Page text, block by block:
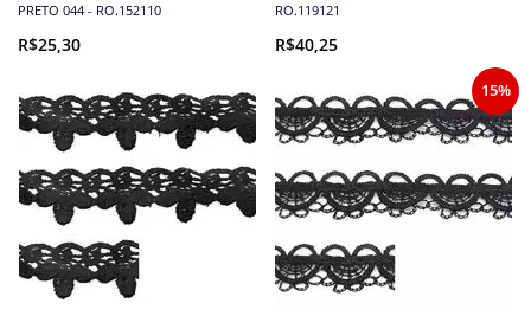
PRETO 044 - RO.152110
R$25,30
RO.119121
R$40,25
15%